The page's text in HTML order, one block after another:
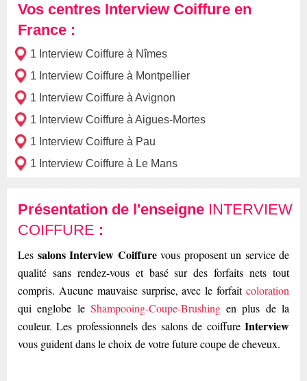
Vos centres Interview Coiffure en
France :
1 Interview Coiffure à Nîmes
1 Interview Coiffure à Montpellier
1 Interview Coiffure à Avignon
1 Interview Coiffure à Aigues-Mortes
1 Interview Coiffure à Pau
1 Interview Coiffure à Le Mans
Présentation de l'enseigne INTERVIEW
COIFFURE :
Les salons Interview Coiffurevous proposent un service de
qualité sans rendez-vous et basé sur des forfaits nets tout
compris. Aucune mauvaise surprise, avec le forfait coloration
qui englobe le Shampooing-Coupe-Brushingen plus de la
couleur. Les professionnels des salons de coiffure Interview
vous guident dans le choix de votre future coupe de cheveux.